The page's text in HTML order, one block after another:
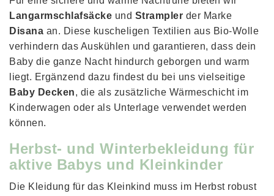
Langarmschlafsäcke und Strampler der Marke
Disana an. Diese kuscheligen Textilien aus Bio-Wolle
verhindern das Auskühlen und garantieren, dass dein
Baby die ganze Nacht hindurch geborgen und warm
liegt. Ergänzend dazu findest du bei uns vielseitige
Baby Decken, die als zusätzliche Wärmeschicht im
Kinderwagen oder als Unterlage verwendet werden
können.
Herbst- und Winterbekleidung für
aktive Babys und Kleinkinder
Die Kleidung für das Kleinkind muss im Herbst robust